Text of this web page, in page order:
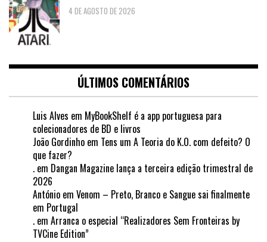
4 DE AGOSTO DE 2026
ÚLTIMOS COMENTÁRIOS
Luis Alves em MyBookShelf é a app portuguesa para
colecionadores de BD e livros
João Gordinho em Tens um A Teoria do K.O. com defeito? O
que fazer?
. em Dangan Magazine lança a terceira edição trimestral de
2026
António em Venom – Preto, Branco e Sangue sai finalmente
em Portugal
. em Arranca o especial “Realizadores Sem Fronteiras by
TVCine Edition”